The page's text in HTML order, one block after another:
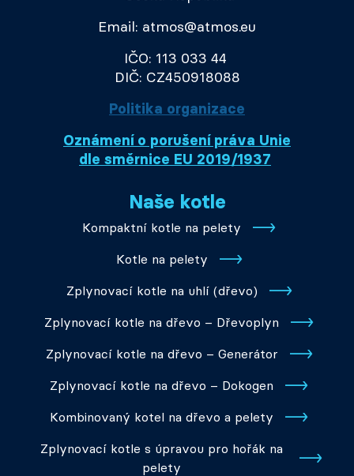
Email: atmos@atmos.eu
IČO: 113 033 44
DIČ: CZ450918088
Politika organizace
Oznámení o porušení práva Unie
dle směrnice EU 2019/1937
Naše kotle
Kompaktní kotle na pelety
Kotle na pelety
Zplynovací kotle na uhlí (dřevo)
Zplynovací kotle na dřevo – Dřevoplyn
Zplynovací kotle na dřevo – Generátor
Zplynovací kotle na dřevo – Dokogen
Kombinovaný kotel na dřevo a pelety
Zplynovací kotle s úpravou pro hořák na
pelety